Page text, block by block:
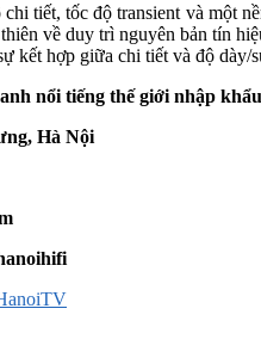
tiết, tốc độ transient và một
về duy trì nguyên bản tín
kết hợp giữa chi tiết và độ
nổi tiếng thế giới nhập
Hà Nội